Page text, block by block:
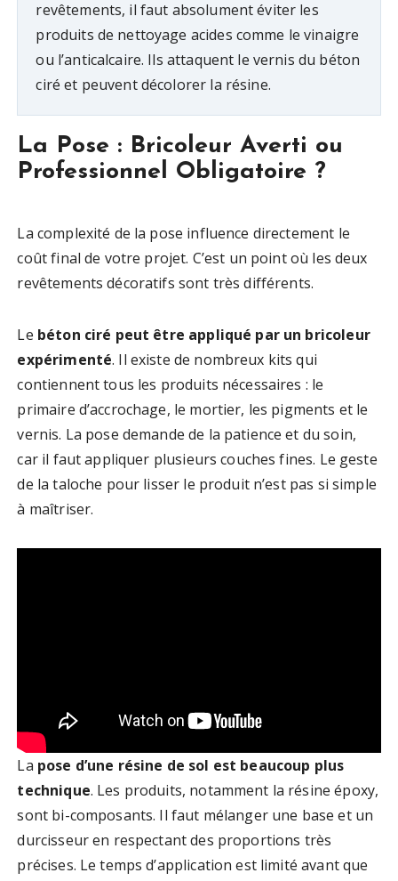
revêtements, il faut absolument éviter les
produits de nettoyage acides comme le vinaigre
ou l’anticalcaire. Ils attaquent le vernis du béton
ciré et peuvent décolorer la résine.
La Pose : Bricoleur Averti ou
Professionnel Obligatoire ?
La complexité de la pose influence directement le
coût final de votre projet. C’est un point où les deux
revêtements décoratifs sont très différents.
Le béton ciré peut être appliqué par un bricoleur
expérimenté. Il existe de nombreux kits qui
contiennent tous les produits nécessaires : le
primaire d’accrochage, le mortier, les pigments et le
vernis. La pose demande de la patience et du soin,
car il faut appliquer plusieurs couches fines. Le geste
de la taloche pour lisser le produit n’est pas si simple
à maîtriser.
La pose d’une résine de sol est beaucoup plus
technique. Les produits, notamment la résine époxy,
sont bi-composants. Il faut mélanger une base et un
durcisseur en respectant des proportions très
précises. Le temps d’application est limité avant que